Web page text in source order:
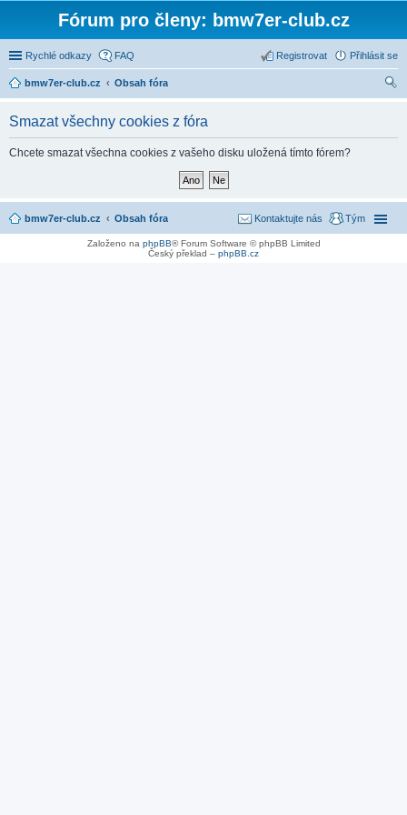
Fórum pro členy: bmw7er-club.cz
Rychlé odkazy FAQ Přihlásit se
Registrovat
bmw7er-club.cz
Obsah fóra
Smazat všechny cookies z fóra
Chcete smazat všechna cookies z vašeho disku uložená tímto fórem?
bmw7er-club.cz Obsah fóra Tým
Kontaktujte nás
Založeno na phpBB® Forum Software © phpBB Limited
Český překlad – phpBB.cz